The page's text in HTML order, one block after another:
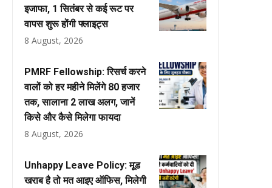
इजाफा, 1 सितंबर से कई रूट पर
वापस शुरू होंगी फ्लाइट्स
8 August, 2026
PMRF Fellowship: रिसर्च करने
वालों को हर महीने मिलेंगे ₹80 हजार
तक, सालाना ₹2 लाख अलग, जानें
किसे और कैसे मिलेगा फायदा
8 August, 2026
Unhappy Leave Policy: मूड
खराब है तो मत आइए ऑफिस, मिलेगी